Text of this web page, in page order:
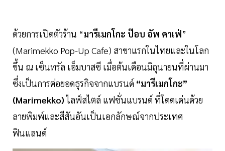
ด้วยการเปิดตัวร้าน “มารีเมกโกะ ป๊อบ อัพ คาเฟ่”
(Marimekko Pop-Up Cafe) สาขาแรกในไทยและในโลก
ขึ้น ณ เซ็นทรัล เอ็มบาสซี เมื่อต้นเดือนมิถุนายนที่ผ่านมา
ซึ่งเป็นการต่อยอดธุรกิจจากแบรนด์ “มารีเมกโกะ”
(Marimekko)ไลฟ์สไตล์ แฟชั่นแบรนด์ ที่โดดเด่นด้วย
ลายพิมพ์และสีสันอันเป็นเอกลักษณ์จากประเทศ
ฟินแลนด์